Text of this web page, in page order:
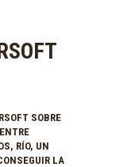
SOBRE
RÍO, UN
LA